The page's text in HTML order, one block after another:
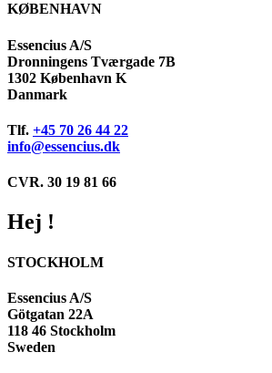
KØBENHAVN
Essencius A/S
Dronningens Tværgade 7B
1302 København K
Danmark
Tlf. +45 70 26 44 22
info@essencius.dk
CVR. 30 19 81 66
Hej !
STOCKHOLM
Essencius A/S
Götgatan 22A
118 46 Stockholm
Sweden